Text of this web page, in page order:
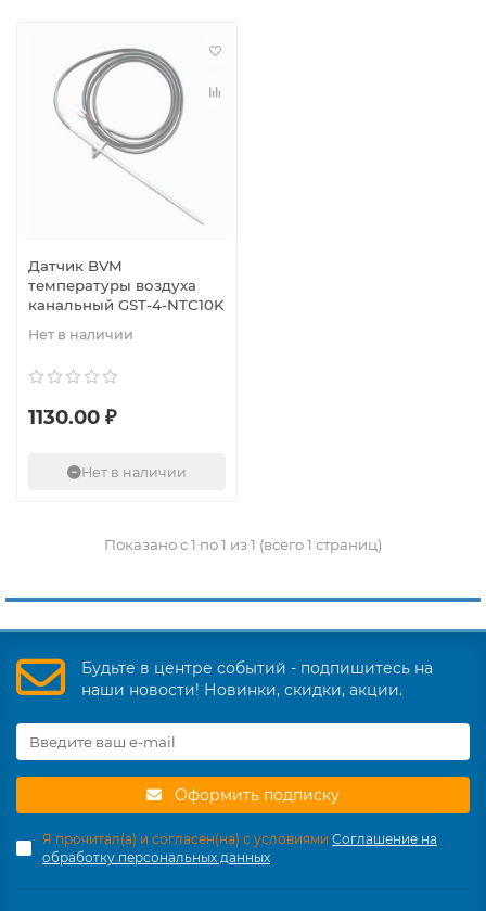
Датчик BVM
температуры воздуха
канальный GST-4-NTC10K
Нет в наличии
1130.00 ₽
Нет в наличии
Показано с 1 по 1 из 1 (всего 1 страниц)
Будьте в центре событий - подпишитесь на
наши новости! Новинки, скидки, акции.
Оформить подписку
Я прочитал(а) и согласен(на) с условиями Соглашение на
обработку персональных данных